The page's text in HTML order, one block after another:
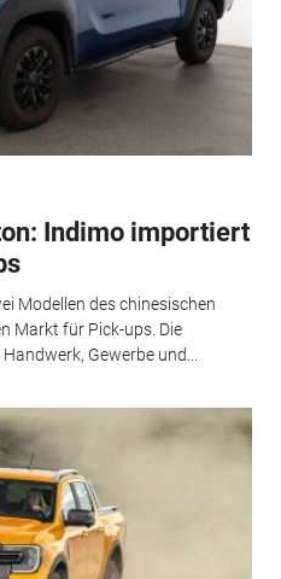
Indimo importiert
Modellen des chinesischen
Markt für Pick-ups. Die
Gewerbe und...